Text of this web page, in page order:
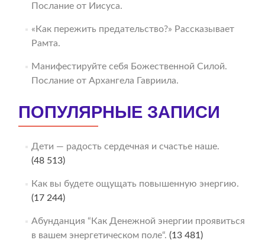
Послание от Иисуса.
«Как пережить предательство?» Рассказывает
Рамта.
Манифестируйте себя Божественной Силой.
Послание от Архангела Гавриила.
ПОПУЛЯРНЫЕ ЗАПИСИ
Дети — радость сердечная и счастье наше.
(48 513)
Как вы будете ощущать повышенную энергию.
(17 244)
Абунданция “Как Денежной энергии проявиться
в вашем энергетическом поле“. (13 481)